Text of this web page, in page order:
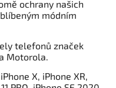
ochrany našich
módním
telefonů značek
Motorola.
X, iPhone XR,